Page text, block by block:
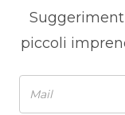
piccoli